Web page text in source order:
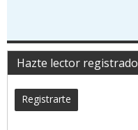
Hazte lector registrado
Registrarte